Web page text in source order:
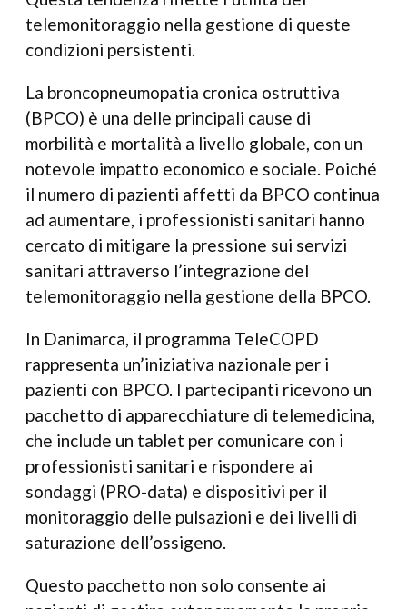
telemonitoraggio nella gestione di queste
condizioni persistenti.
La broncopneumopatia cronica ostruttiva
(BPCO) è una delle principali cause di
morbilità e mortalità a livello globale, con un
notevole impatto economico e sociale. Poiché
il numero di pazienti affetti da BPCO continua
ad aumentare, i professionisti sanitari hanno
cercato di mitigare la pressione sui servizi
sanitari attraverso l’integrazione del
telemonitoraggio nella gestione della BPCO.
In Danimarca, il programma TeleCOPD
rappresenta un’iniziativa nazionale per i
pazienti con BPCO. I partecipanti ricevono un
pacchetto di apparecchiature di telemedicina,
che include un tablet per comunicare con i
professionisti sanitari e rispondere ai
sondaggi (PRO-data) e dispositivi per il
monitoraggio delle pulsazioni e dei livelli di
saturazione dell’ossigeno.
Questo pacchetto non solo consente ai